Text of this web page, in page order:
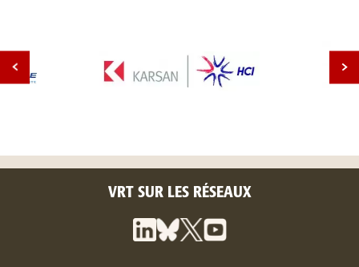
VRT SUR LES RÉSEAUX